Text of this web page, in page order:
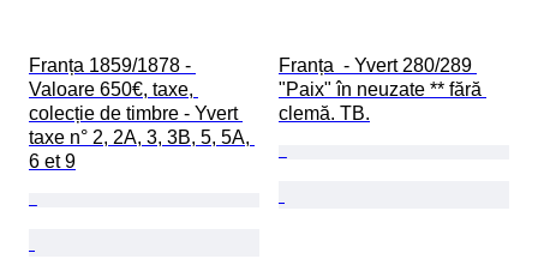
Franța 1859/1878 -
Valoare 650€, taxe,
colecție de timbre - Yvert
taxe n° 2, 2A, 3, 3B, 5, 5A,
6 et 9
Franța  - Yvert 280/289
"Paix" în neuzate ** fără
clemă. TB.